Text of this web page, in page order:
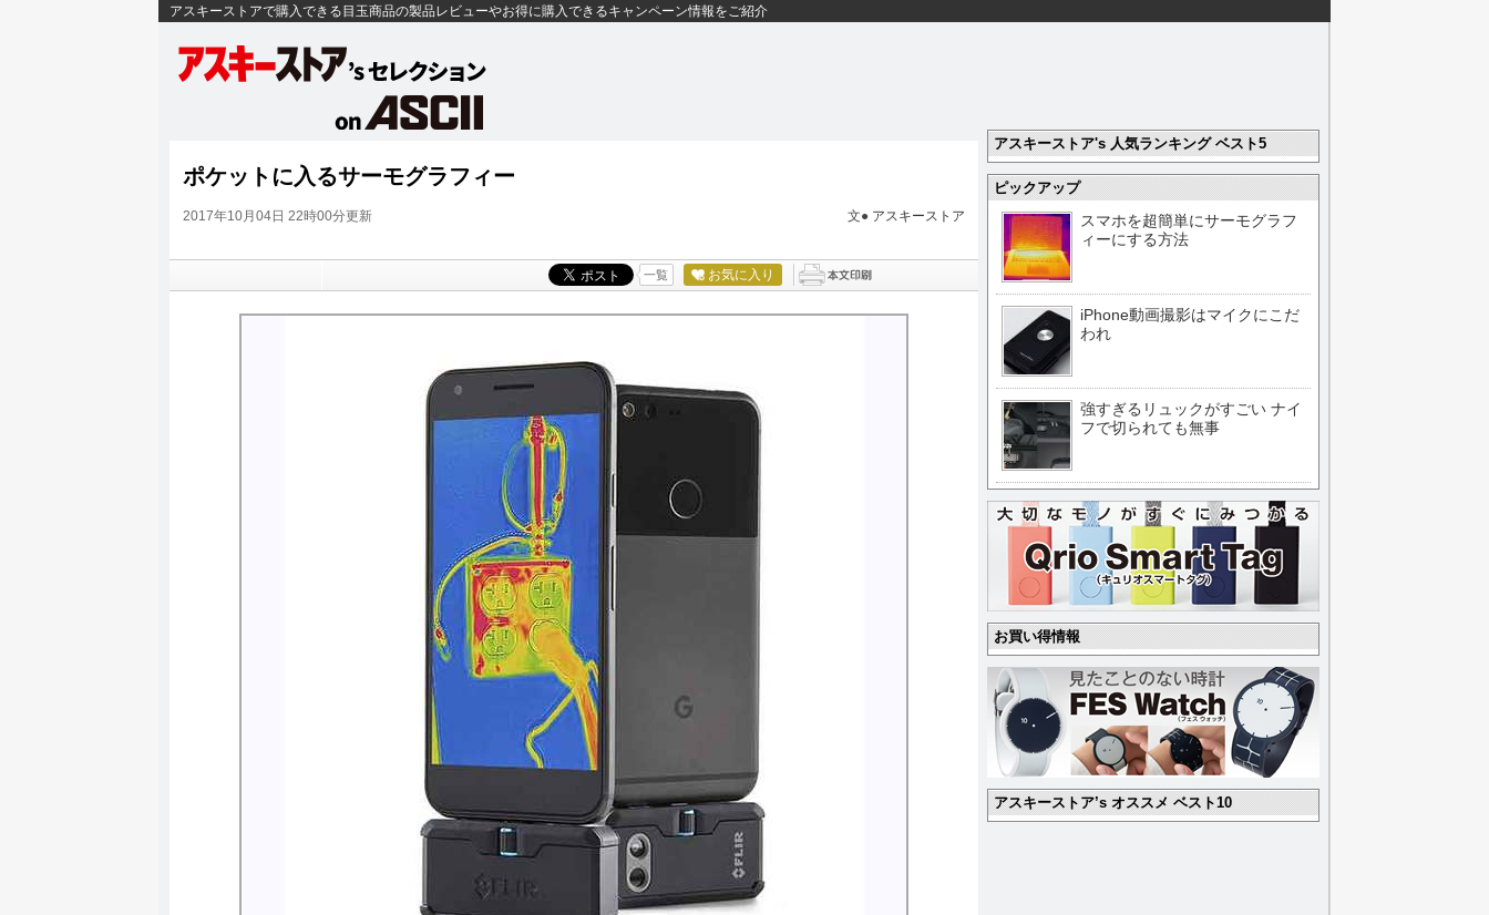
アスキーストアで購入できる目玉商品の製品レビューやお得に購入できるキャンペーン情報をご紹介
ポケットに入るサーモグラフィー
2017年10月04日 22時00分更新 文● アスキーストア
一覧 お気に入り
アスキーストア's 人気ランキング ベスト5
ピックアップ
スマホを超簡単にサーモグラフ
ィーにする方法
iPhone動画撮影はマイクにこだ
われ
強すぎるリュックがすごい ナイ
フで切られても無事
お買い得情報
アスキーストア’s オススメ ベスト10